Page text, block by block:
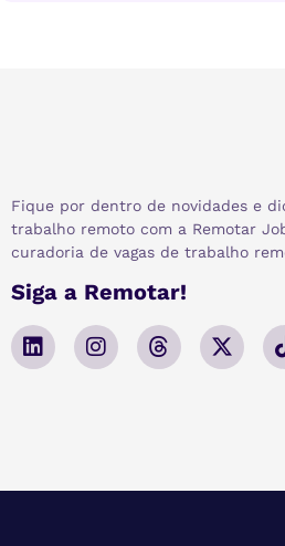
Fique por dentro de novidades e
trabalho remoto com a Remotar
curadoria de vagas de trabalho
Siga a Remotar!